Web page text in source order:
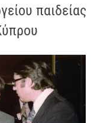
παιδείας